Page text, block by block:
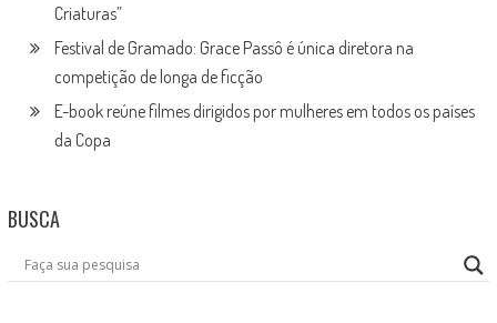
Criaturas”
Festival de Gramado: Grace Passô é única diretora na
competição de longa de ficção
E-book reúne filmes dirigidos por mulheres em todos os países
da Copa
BUSCA